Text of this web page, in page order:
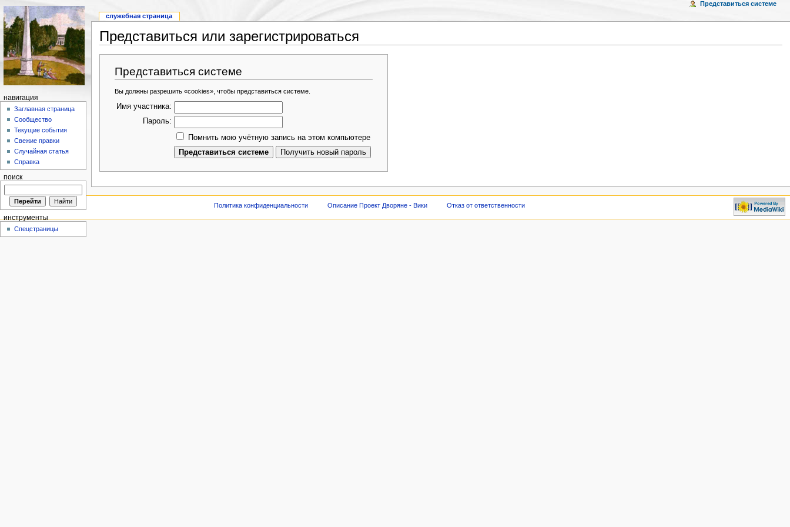
Представиться или зарегистрироваться
Представиться системе
Вы должны разрешить «cookies», чтобы представиться системе.
Имя участника:
Пароль:
Помнить мою учётную запись на этом компьютере
служебная страница
Представиться системе
навигация
Заглавная страница
Сообщество
Текущие события
Свежие правки
Случайная статья
Справка
поиск
инструменты
Спецстраницы
Политика конфиденциальности Описание Проект Дворяне - Вики Отказ от ответственности